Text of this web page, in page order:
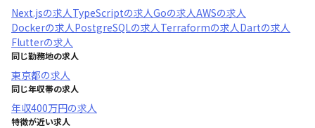
Next.jsの求人TypeScriptの求人Goの求人AWSの求人
Dockerの求人PostgreSQLの求人Terraformの求人Dartの求人
Flutterの求人
同じ勤務地の求人
東京都の求人
同じ年収帯の求人
年収400万円の求人
特徴が近い求人